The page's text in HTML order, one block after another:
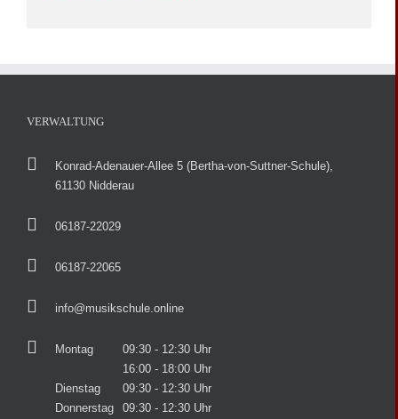
VERWALTUNG
Konrad-Adenauer-Allee 5 (Bertha-von-Suttner-Schule),
61130 Nidderau
06187-22029
06187-22065
info@musikschule.online
Montag
09:30 - 12:30 Uhr
16:00 - 18:00 Uhr
Dienstag
09:30 - 12:30 Uhr
Donnerstag
09:30 - 12:30 Uhr